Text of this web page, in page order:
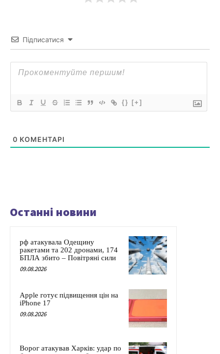
Підписатися
{} [+]
0 КОМЕНТАРІ
Останні новини
рф атакувала Одещину
ракетами та 202 дронами, 174
БПЛА збито – Повітряні сили
09.08.2026
Apple готує підвищення цін на
iPhone 17
09.08.2026
Ворог атакував Харків: удар по